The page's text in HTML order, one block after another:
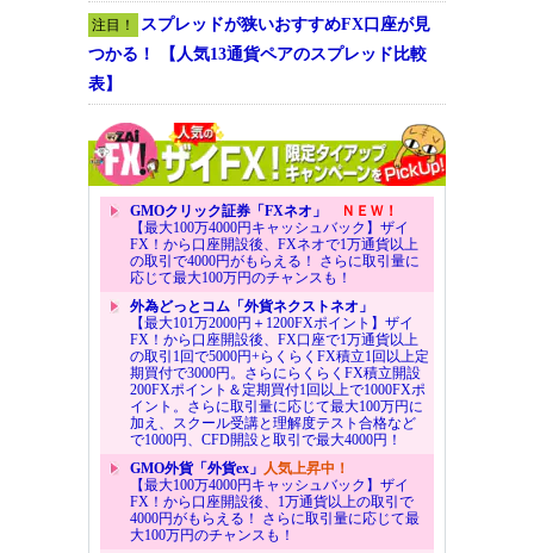
注目！
スプレッドが狭いおすすめFX口座が見
つかる！ 【人気13通貨ペアのスプレッド比較
表】
GMOクリック証券「FXネオ」
ＮＥＷ！
【最大100万4000円キャッシュバック】ザイ
FX！から口座開設後、FXネオで1万通貨以上
の取引で4000円がもらえる！ さらに取引量に
応じて最大100万円のチャンスも！
外為どっとコム「外貨ネクストネオ」
【最大101万2000円＋1200FXポイント】ザイ
FX！から口座開設後、FX口座で1万通貨以上
の取引1回で5000円+らくらくFX積立1回以上定
期買付で3000円。さらにらくらくFX積立開設
200FXポイント＆定期買付1回以上で1000FXポ
イント。さらに取引量に応じて最大100万円に
加え、スクール受講と理解度テスト合格など
で1000円、CFD開設と取引で最大4000円！
GMO外貨「外貨ex」 人気上昇中！
【最大100万4000円キャッシュバック】ザイ
FX！から口座開設後、1万通貨以上の取引で
4000円がもらえる！ さらに取引量に応じて最
大100万円のチャンスも！